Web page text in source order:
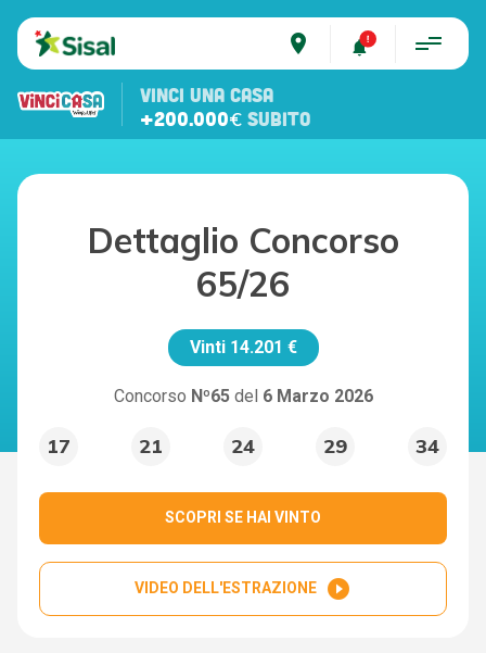
place
VINCI UNA CASA
+200.000€ SUBITO
Dettaglio Concorso
65/26
Vinti 14.201 €
Concorso Nº65 del 6 Marzo 2026
17 21 24 29 34
SCOPRI SE HAI VINTO
VIDEO DELL'ESTRAZIONE play_circle_filled